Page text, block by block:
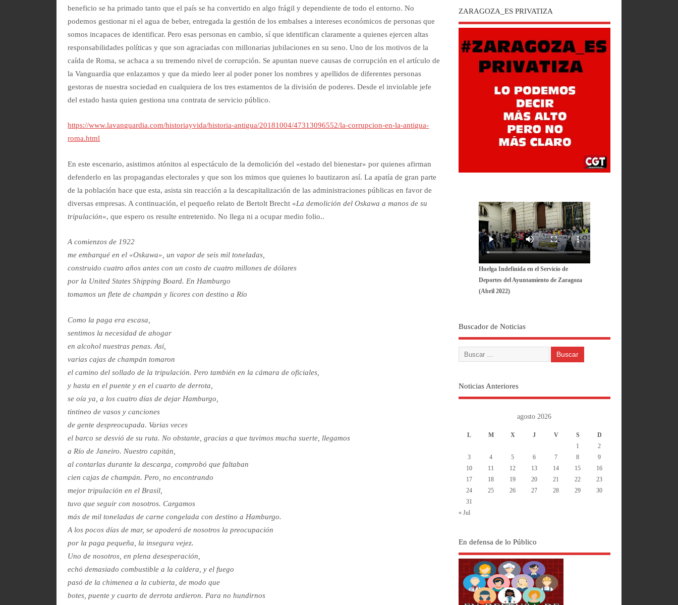
beneficio se ha primado tanto que el país se ha convertido en algo frágil y dependiente de todo el entorno. No
podemos gestionar ni el agua de beber, entregada la gestión de los embalses a intereses económicos de personas que
somos incapaces de identificar. Pero esas personas en cambio, sí que identifican claramente a quienes ejercen altas
responsabilidades políticas y que son agraciadas con millonarias jubilaciones en su seno. Uno de los motivos de la
caída de Roma, se achaca a su tremendo nivel de corrupción. Se apuntan nueve causas de corrupción en el artículo de
la Vanguardia que enlazamos y que da miedo leer al poder poner los nombres y apellidos de diferentes personas
gestoras de nuestra sociedad en cualquiera de los tres estamentos de la división de poderes. Desde el inviolable jefe
del estado hasta quien gestiona una contrata de servicio público.
https://www.lavanguardia.com/historiayvida/historia-antigua/20181004/47313096552/la-corrupcion-en-la-antigua-
roma.html
En este escenario, asistimos atónitos al espectáculo de la demolición del «estado del bienestar» por quienes afirman
defenderlo en las propagandas electorales y que son los mimos que quienes lo bautizaron así. La apatía de gran parte
de la población hace que esta, asista sin reacción a la descapitalización de las administraciones públicas en favor de
diversas empresas. A continuación, el pequeño relato de Bertolt Brecht «La demolición del Oskawa a manos de su
tripulación«, que espero os resulte entretenido. No llega ni a ocupar medio folio..
A comienzos de 1922
me embarqué en el «Oskawa», un vapor de seis mil toneladas,
construido cuatro años antes con un costo de cuatro millones de dólares
por la United States Shipping Board. En Hamburgo
tomamos un flete de champán y licores con destino a Río
Como la paga era escasa,
sentimos la necesidad de ahogar
en alcohol nuestras penas. Así,
varias cajas de champán tomaron
el camino del sollado de la tripulación. Pero también en la cámara de oficiales,
y hasta en el puente y en el cuarto de derrota,
se oía ya, a los cuatro días de dejar Hamburgo,
tintineo de vasos y canciones
de gente despreocupada. Varias veces
el barco se desvió de su ruta. No obstante, gracias a que tuvimos mucha suerte, llegamos
a Río de Janeiro. Nuestro capitán,
al contarlas durante la descarga, comprobó que faltaban
cien cajas de champán. Pero, no encontrando
mejor tripulación en el Brasil,
tuvo que seguir con nosotros. Cargamos
más de mil toneladas de carne congelada con destino a Hamburgo.
A los pocos días de mar, se apoderó de nosotros la preocupación
por la paga pequeña, la insegura vejez.
Uno de nosotros, en plena desesperación,
echó demasiado combustible a la caldera, y el fuego
pasó de la chimenea a la cubierta, de modo que
botes, puente y cuarto de derrota ardieron. Para no hundirnos
ZARAGOZA_ES PRIVATIZA
Huelga Indefinida en el Servicio de
Deportes del Ayuntamiento de Zaragoza
(Abril 2022)
Buscador de Noticias
Noticias Anteriores
agosto 2026
L M X J V S
D
1
2
3
4 5 6 7 8
9
10
11 12 13 14 15
16
17
18 19 20 21 22
23
24
25 26 27 28 29
30
31
« Jul
En defensa de lo Público